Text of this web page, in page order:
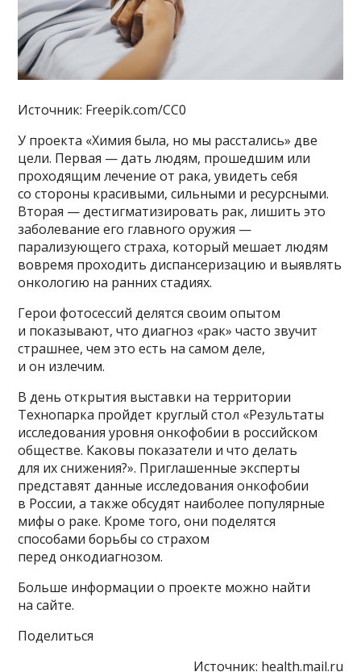
Источник: Freepik.com/CC0
У проекта «Химия была, но мы расстались» две
цели. Первая — дать людям, прошедшим или
проходящим лечение от рака, увидеть себя
со стороны красивыми, сильными и ресурсными.
Вторая — дестигматизировать рак, лишить это
заболевание его главного оружия —
парализующего страха, который мешает людям
вовремя проходить диспансеризацию и выявлять
онкологию на ранних стадиях.
Герои фотосессий делятся своим опытом
и показывают, что диагноз «рак» часто звучит
страшнее, чем это есть на самом деле,
и он излечим.
В день открытия выставки на территории
Технопарка пройдет круглый стол «Результаты
исследования уровня онкофобии в российском
обществе. Каковы показатели и что делать
для их снижения?». Приглашенные эксперты
представят данные исследования онкофобии
в России, а также обсудят наиболее популярные
мифы о раке. Кроме того, они поделятся
способами борьбы со страхом
перед онкодиагнозом.
Больше информации о проекте можно найти
на сайте.
Поделиться
Источник: health.mail.ru